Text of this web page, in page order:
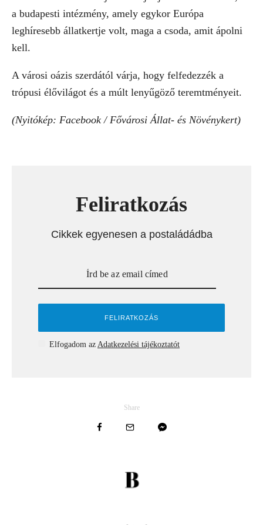
a budapesti intézmény, amely egykor Európa
leghíresebb állatkertje volt, maga a csoda, amit ápolni
kell.
A városi oázis szerdától várja, hogy felfedezzék a
trópusi élővilágot és a múlt lenyűgöző teremtményeit.
(Nyitókép: Facebook / Fővárosi Állat- és Növénykert)
Feliratkozás
Cikkek egyenesen a postaládádba
Elfogadom az Adatkezelési tájékoztatót
Share